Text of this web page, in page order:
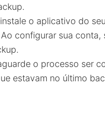
o aplicativo do
configurar sua
o processo ser
estavam no último